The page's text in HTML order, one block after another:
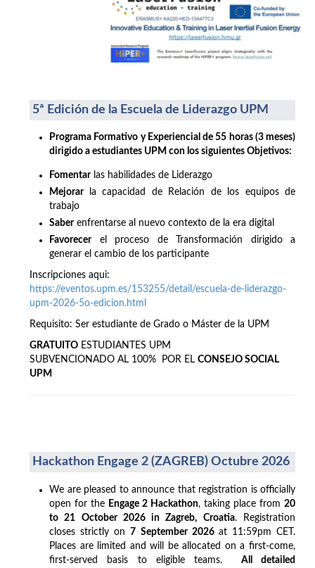
5ª Edición de la Escuela de Liderazgo UPM
Programa Formativo y Experiencial de 55 horas (3 meses)
dirigido a estudiantes UPM con los siguientes Objetivos:
Fomentarlas habilidades de Liderazgo
Mejorar
la capacidad de Relación de los equipos de
trabajo
Saberenfrentarse al nuevo contexto de la era digital
Favorecerel proceso de Transformación dirigido a
generar el cambio de los participante
Inscripciones aqui:
https://eventos.upm.es/153255/detail/escuela-de-liderazgo-
upm-2026-5o-edicion.html
Requisito: Ser estudiante de Grado o Máster de la UPM
GRATUITO ESTUDIANTES UPM
SUBVENCIONADO AL 100% POR EL CONSEJO SOCIAL
UPM
Hackathon Engage 2 (ZAGREB) Octubre 2026
We are pleased to announce that registration is officially
open for the Engage 2 Hackathon, taking place from 20
to 21 October 2026 in Zagreb, Croatia. Registration
closes strictly on7 September 2026 at 11:59pm CET.
Places are limited and will be allocated on a first-come,
first-served basis to eligible teams. All detailed